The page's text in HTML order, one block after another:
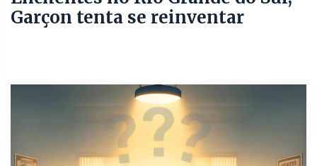
Garçon tenta se reinventar